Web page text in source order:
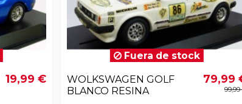
19,99 €
Fuera de stock
WOLKSWAGEN GOLF
BLANCO RESINA
79,99